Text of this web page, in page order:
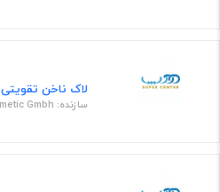
لاک ناخن تقویتی
سازنده: Artdeco cosmetic Gmbh